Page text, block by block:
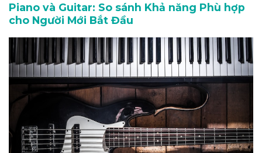
Piano và Guitar: So sánh Khả năng Phù hợp
cho Người Mới Bắt Đầu